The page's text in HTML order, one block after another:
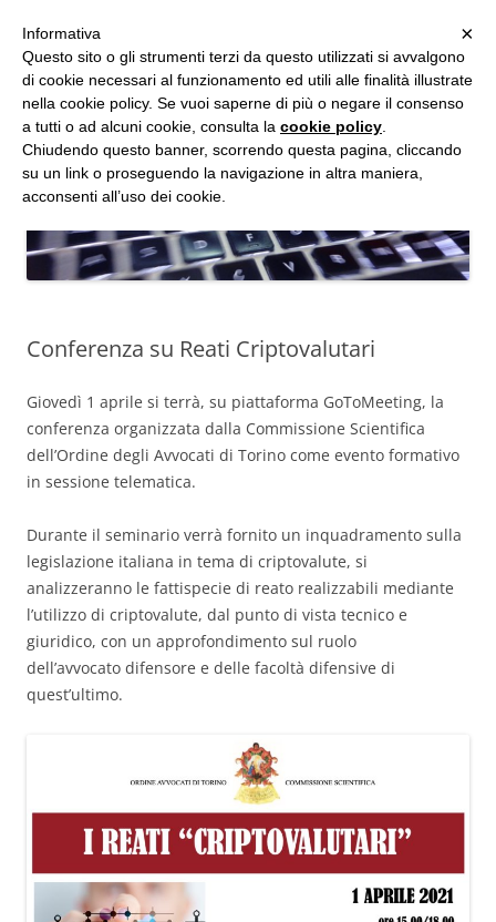
Vai
al
contenuto
Studio d'Informatica Forense
Perizie Informatiche Forensi, CTP e CTU in Processi Civili e Penali
Conferenza su Reati Criptovalutari
Giovedì 1 aprile si terrà, su piattaforma GoToMeeting, la
conferenza organizzata dalla Commissione Scientifica
dell’Ordine degli Avvocati di Torino come evento formativo
in sessione telematica.
Durante il seminario verrà fornito un inquadramento sulla
legislazione italiana in tema di criptovalute, si
analizzeranno le fattispecie di reato realizzabili mediante
l’utilizzo di criptovalute, dal punto di vista tecnico e
giuridico, con un approfondimento sul ruolo
dell’avvocato difensore e delle facoltà difensive di
quest’ultimo.
MENU ×
Informativa
Questo sito o gli strumenti terzi da questo utilizzati si avvalgono
di cookie necessari al funzionamento ed utili alle finalità illustrate
nella cookie policy. Se vuoi saperne di più o negare il consenso
a tutti o ad alcuni cookie, consulta la cookie policy
Chiudendo questo banner, scorrendo questa pagina, cliccando
su un link o proseguendo la navigazione in altra maniera,
acconsenti all’uso dei cookie.